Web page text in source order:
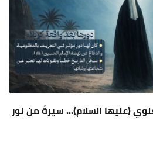
(عليها السلام)... سيرةٌ من نور